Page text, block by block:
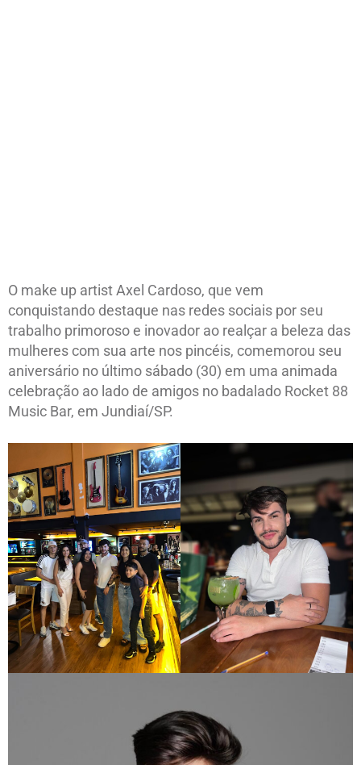
O make up artist Axel Cardoso, que vem
conquistando destaque nas redes sociais por seu
trabalho primoroso e inovador ao realçar a beleza das
mulheres com sua arte nos pincéis, comemorou seu
aniversário no último sábado (30) em uma animada
celebração ao lado de amigos no badalado Rocket 88
Music Bar, em Jundiaí/SP.